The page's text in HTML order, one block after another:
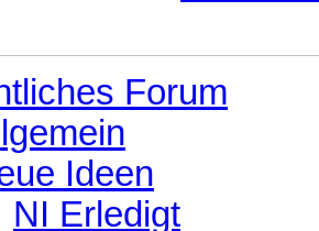
Forum
Ideen
NI Erledigt